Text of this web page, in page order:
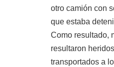
otro camión con
que estaba
Como resultado,
resultaron
transportados a